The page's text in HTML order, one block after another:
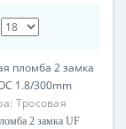
Тросовая
UF ТРОС
2 замка UF